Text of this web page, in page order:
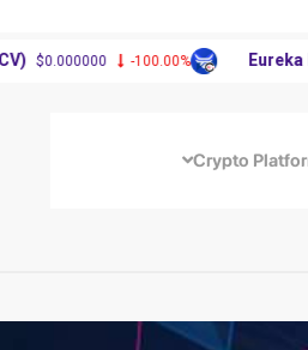
-100.00% Eureka Bridged